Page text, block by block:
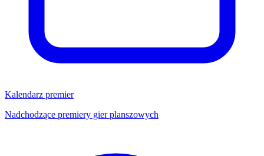
Kalendarz premier
Nadchodzące premiery gier planszowych